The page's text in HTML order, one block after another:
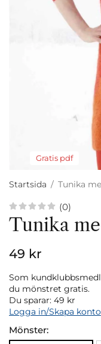
Gratis pdf
Startsida / Tunika
(0)
Tunika
49 kr
Som
du mönstret gratis.
Du sparar: 49 kr
Logga in/Skapa konto
Mönster: